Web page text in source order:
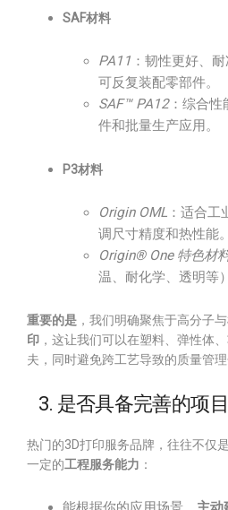
SAF材料
PA11 ：韧性更好、
可反复装配零部件。
SAF™ PA12：综合性
件和批量生产应用。
P3材料
Origin OML ：适合
调尺寸精度和热性能。
Origin® One 特色材
温、耐化学、透明等
重要的是 ，我们明确聚焦于高分子
印 ，这让我们可以在塑料、弹性体
夫，同时避免跨工艺导致的质量管理
3. 是否具备完善的项
热门的3D打印服务品牌，往往不仅
一定的工程服务能力 ：